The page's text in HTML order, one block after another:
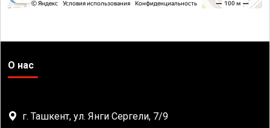
О нас
г. Ташкент, ул. Янги Сергели, 7/9